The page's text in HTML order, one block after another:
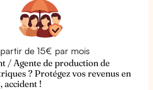
de 15€ par mois
/ Agente de production de
? Protégez vos revenus en
accident !